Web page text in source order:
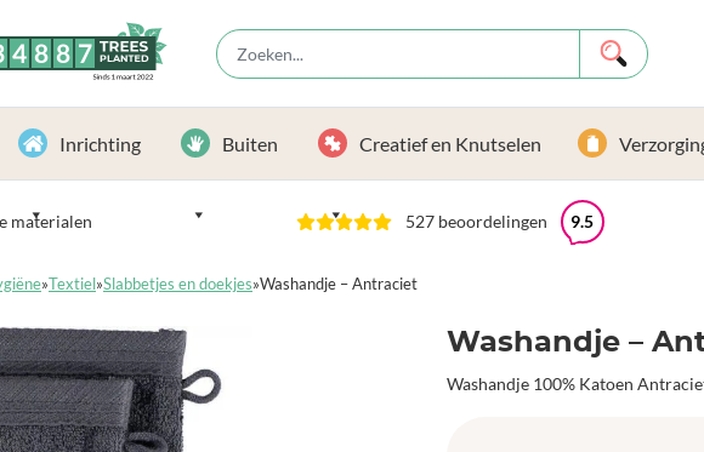
4 8 8 7 TREES
PLANTED
Sinds 1 maart 2022
Inrichting Buiten Creatief en Knutselen
materialen 527 beoordelingen 9.5
»Textiel »Slabbetjes en doekjes»Washandje – Antraciet
Washandje –
Washandje 100% Katoen